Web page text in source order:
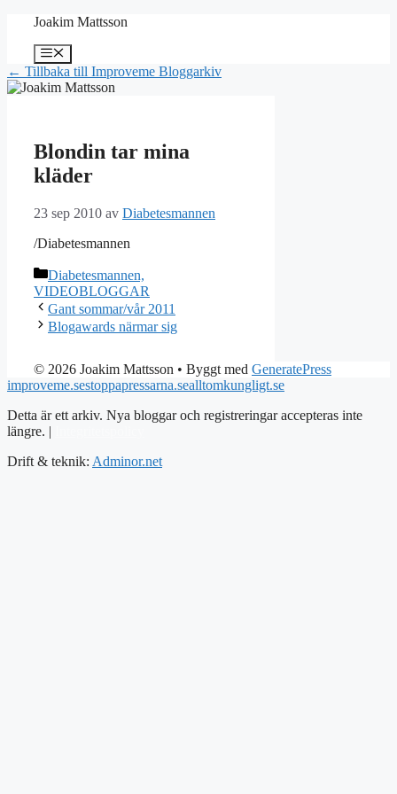
Hoppa
innehåll
Joakim Mattsson
Meny
← Tillbaka till Improveme Bloggarkiv
Blondin tar mina
kläder
23 sep 2010 av Diabetesmannen
/Diabetesmannen
Kategorier
Diabetesmannen,
VIDEOBLOGGAR
Gant sommar/vår 2011
Blogawards närmar sig
© 2026 Joakim Mattsson • Byggt med GeneratePress
improveme.sestoppapressarna.sealltomkungligt.se
Detta är ett arkiv. Nya bloggar och registreringar accepteras inte
längre. |
Drift & teknik: Adminor.net